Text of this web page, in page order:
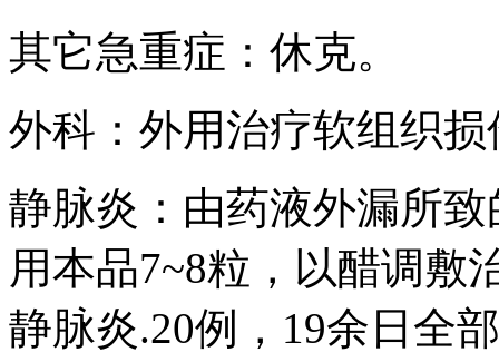
其它急重症：休克。
外科：外用治疗软组织
静脉炎：由药液外漏所
用本品7~8粒，以醋调敷
静脉炎.20例，19余日全